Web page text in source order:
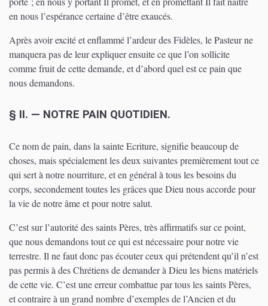
en nous l’espérance certaine d’être exaucés.
Après avoir excité et enflammé l’ardeur des Fidèles, le Pasteur ne
manquera pas de leur expliquer ensuite ce que l’on sollicite
comme fruit de cette demande, et d’abord quel est ce pain que
nous demandons.
§ II. — NOTRE PAIN QUOTIDIEN.
Ce nom de pain, dans la sainte Ecriture, signifie beaucoup de
choses, mais spécialement les deux suivantes premièrement tout ce
qui sert à notre nourriture, et en général à tous les besoins du
corps, secondement toutes les grâces que Dieu nous accorde pour
la vie de notre âme et pour notre salut.
C’est sur l’autorité des saints Pères, très affirmatifs sur ce point,
que nous demandons tout ce qui est nécessaire pour notre vie
terrestre. Il ne faut donc pas écouter ceux qui prétendent qu’il n’est
pas permis à des Chrétiens de demander à Dieu les biens matériels
de cette vie. C’est une erreur combattue par tous les saints Pères,
et contraire à un grand nombre d’exemples de l’Ancien et du